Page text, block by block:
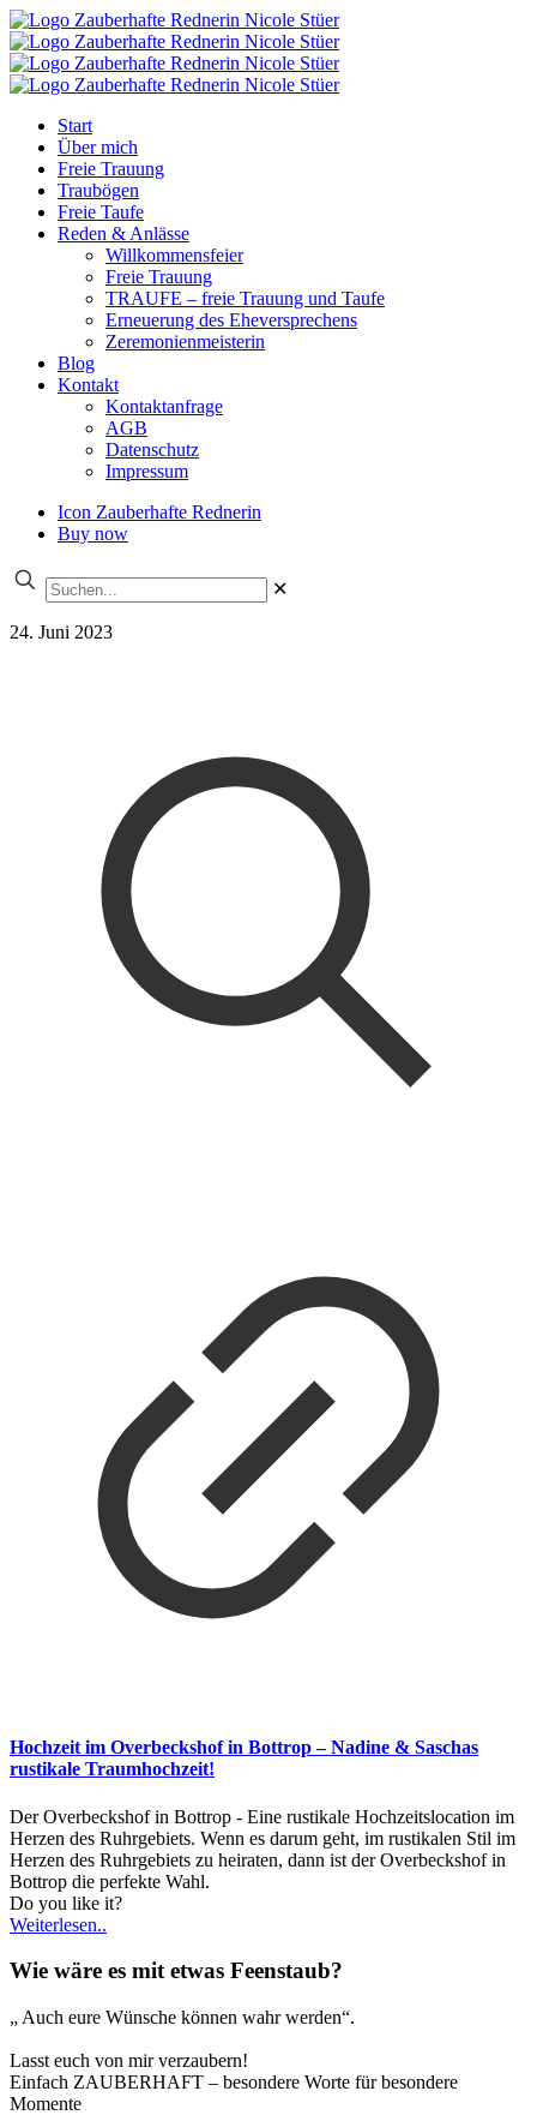
Start
Über mich
Freie Trauung
Traubögen
Freie Taufe
Reden & Anlässe
Willkommensfeier
Freie Trauung
TRAUFE – freie Trauung und Taufe
Erneuerung des Eheversprechens
Zeremonienmeisterin
Blog
Kontakt
Kontaktanfrage
AGB
Datenschutz
Impressum
Icon Zauberhafte Rednerin
Buy now
✕
24. Juni 2023
Hochzeit im Overbeckshof in Bottrop – Nadine & Saschas
rustikale Traumhochzeit!
Der Overbeckshof in Bottrop - Eine rustikale Hochzeitslocation im
Herzen des Ruhrgebiets. Wenn es darum geht, im rustikalen Stil im
Herzen des Ruhrgebiets zu heiraten, dann ist der Overbeckshof in
Bottrop die perfekte Wahl.
Do you like it?
Weiterlesen..
Wie wäre es mit etwas Feenstaub?
„ Auch eure Wünsche können wahr werden“.
Lasst euch von mir verzaubern!
Einfach ZAUBERHAFT – besondere Worte für besondere
Momente